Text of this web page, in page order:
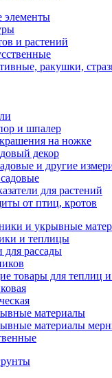
элементы
и растений
ракушки,
и шпалер
на ножке
декор
и другие
для растений
от птиц, кротов
и укрывные
и теплицы
рассады
товары для теплиц
материалы
материалы